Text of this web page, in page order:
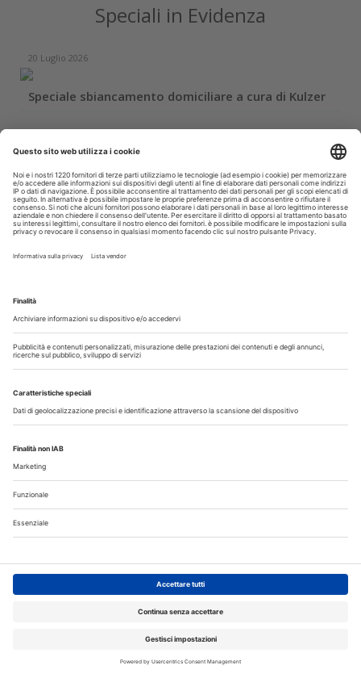
Speciali in Evidenza
20 Luglio 2026
Speciale sbiancamento domiciliare a cura di Kulzer
Iscriviti alla Newsletter
nostra newsletter quotidiana con le notizie del
giorno. Oppure accedi al tuo account Medikey
per consultare i contenuti a te riservati
ACCEDI
Corsi ECM